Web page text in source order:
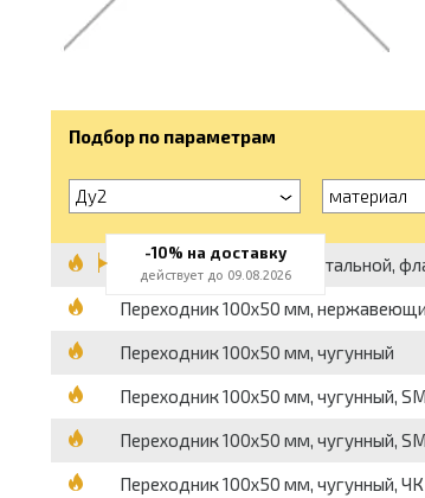
Подбор по параметрам
Ду2 материал
Переходник 100x50 мм, стальной,
Переходник 100x50 мм,
Переходник 100x50 мм, чугунный
Переходник 100x50 мм, чугунный,
Переходник 100x50 мм, чугунный,
Переходник 100x50 мм, чугунный, ЧК
-10% на доставку
действует до 09.08.2026